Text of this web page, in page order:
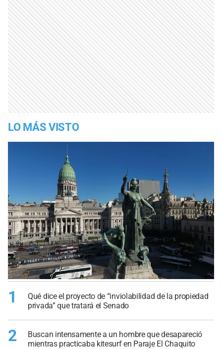
LO MÁS VISTO
1
Qué dice el proyecto de “inviolabilidad de la propiedad
privada” que tratará el Senado
2
Buscan intensamente a un hombre que desapareció
mientras practicaba kitesurf en Paraje El Chaquito